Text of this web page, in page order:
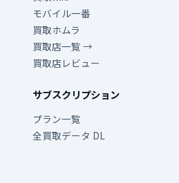
モバイル一番
買取ホムラ
買取店一覧 →
買取店レビュー
サブスクリプション
プラン一覧
全買取データ DL